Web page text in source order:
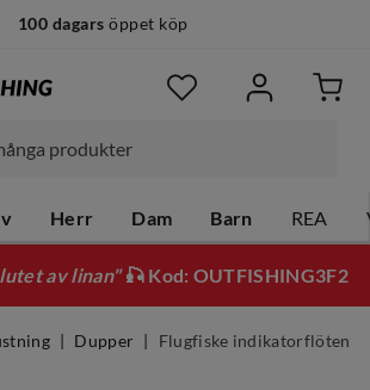
100 dagars öppet köp
Herr Dam Barn REA
av linan"🎣 Kod: OUTFISHING3F2
Dupper Flugfiske indikatorflöten